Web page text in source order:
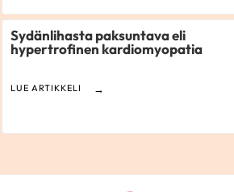
Sydänlihasta paksuntava eli
hypertrofinen kardiomyopatia
LUE ARTIKKELI